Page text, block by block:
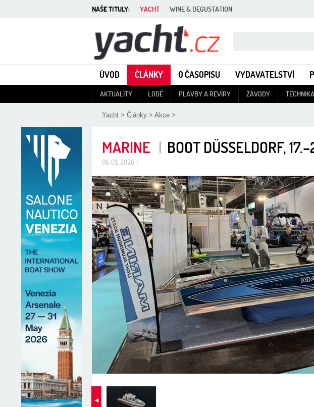
Yacht - Časopis o lodích
ÚVOD ČLÁNKY O ČASOPISU VYDAVATELSTVÍ
AKTUALITY LODĚ PLAVBY A REVÍRY ZÁVODY TECHNIKA
Yacht > Články > Akce >
MARINE | BOOT DÜSSELDORF,
06.01.2026 |
◄
NAŠE TITULY: YACHT WINE & DEGUSTATION